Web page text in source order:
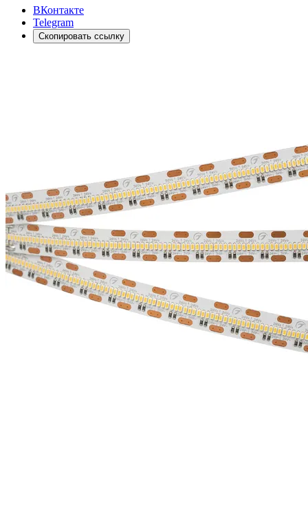
ВКонтакте
Telegram
Скопировать ссылку